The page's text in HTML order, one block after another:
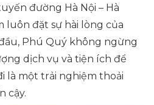
đường Hà Nội – Hà
luôn đặt sự hài lòng của
Phú Quý không ngừng
dịch vụ và tiện ích để
là một trải nghiệm thoải
cậy.